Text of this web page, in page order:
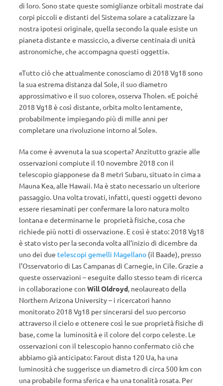
di loro. Sono state queste somiglianze orbitali mostrate dai
corpi piccoli e distanti del Sistema solare a ​​catalizzare la
nostra ipotesi originale, quella secondo la quale esiste un
pianeta distante e massiccio, a diverse centinaia di unità
astronomiche, che accompagna questi oggetti».
«Tutto ciò che attualmente conosciamo di 2018 Vg18 sono
la sua estrema distanza dal Sole, il suo diametro
approssimativo e il suo colore», osserva Tholen. «E poiché
2018 Vg18 è così distante, orbita molto lentamente,
probabilmente impiegando più di mille anni per
completare una rivoluzione intorno al Sole».
Ma come è avvenuta la sua scoperta? Anzitutto grazie alle
osservazioni compiute il 10 novembre 2018 con il
telescopio giapponese da 8 metri Subaru, situato in cima a
Mauna Kea, alle Hawaii. Ma è stato necessario un ulteriore
passaggio. Una volta trovati, infatti, questi oggetti devono
essere riesaminati per confermare la loro natura molto
lontana e determinarne le proprietà fisiche, cosa che
richiede più notti di osservazione. E così è stato: 2018 Vg18
è stato visto per la seconda volta all’inizio di dicembre da
uno dei due telescopi gemelli Magellano (il Baade), presso
l’Osservatorio di Las Campanas di Carnegie, in Cile. Grazie a
queste osservazioni – eseguite dallo stesso team di ricerca
in collaborazione con Will Oldroyd, neolaureato della
Northern Arizona University – i ricercatori hanno
monitorato 2018 Vg18 per sincerarsi del suo percorso
attraverso il cielo e ottenere così le sue proprietà fisiche di
base, come la luminosità e il colore del corpo celeste. Le
osservazioni con il telescopio hanno confermato ciò che
abbiamo già anticipato: Farout dista 120 Ua, ha una
luminosità che suggerisce un diametro di circa 500 km con
una probabile forma sferica e ha una tonalità rosata. Per